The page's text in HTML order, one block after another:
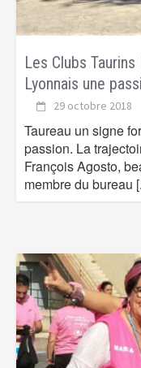
Les Clubs
Lyonnais une
29 octobre 2018
Taureau un signe
passion. La
François Agosto,
membre du bureau